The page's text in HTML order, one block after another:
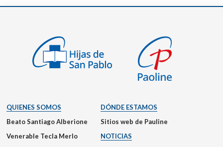
QUIENES SOMOS
Beato Santiago Alberione
Venerable Tecla Merlo
DÓNDE ESTAMOS
Sitios web de Pauline
NOTICIAS